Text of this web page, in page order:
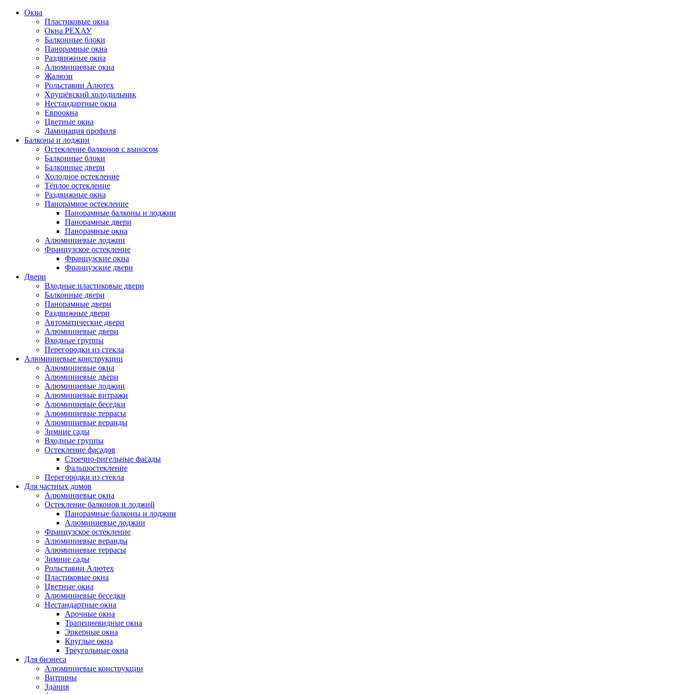
Окна
Пластиковые окна
Окна РЕХАУ
Балконные блоки
Панорамные окна
Раздвижные окна
Алюминиевые окна
Жалюзи
Рольставни Алютех
Хрущёвский холодильник
Нестандартные окна
Евроокна
Цветные окна
Ламинация профиля
Балконы и лоджии
Остекление балконов с выносом
Балконные блоки
Балконные двери
Холодное остекление
Тёплое остекление
Раздвижные окна
Панорамное остекление
Панорамные балконы и лоджии
Панорамные двери
Панорамные окна
Алюминиевые лоджии
Французское остекление
Французские окна
Французские двери
Двери
Входные пластиковые двери
Балконные двери
Панорамные двери
Раздвижные двери
Автоматические двери
Алюминиевые двери
Входные группы
Перегородки из стекла
Алюминиевые конструкции
Алюминиевые окна
Алюминиевые двери
Алюминиевые лоджии
Алюминиевые витражи
Алюминиевые беседки
Алюминиевые террасы
Алюминиевые веранды
Зимние сады
Входные группы
Остекление фасадов
Стоечно-ригельные фасады
Фальшостекление
Перегородки из стекла
Для частных домов
Алюминиевые окна
Остекление балконов и лоджий
Панорамные балконы и лоджии
Алюминиевые лоджии
Французское остекление
Алюминиевые веранды
Алюминиевые террасы
Зимние сады
Рольставни Алютех
Пластиковые окна
Цветные окна
Алюминиевые беседки
Нестандартные окна
Арочные окна
Трапециевидные окна
Эркерные окна
Круглые окна
Треугольные окна
Для бизнеса
Алюминиевые конструкции
Витрины
Здания